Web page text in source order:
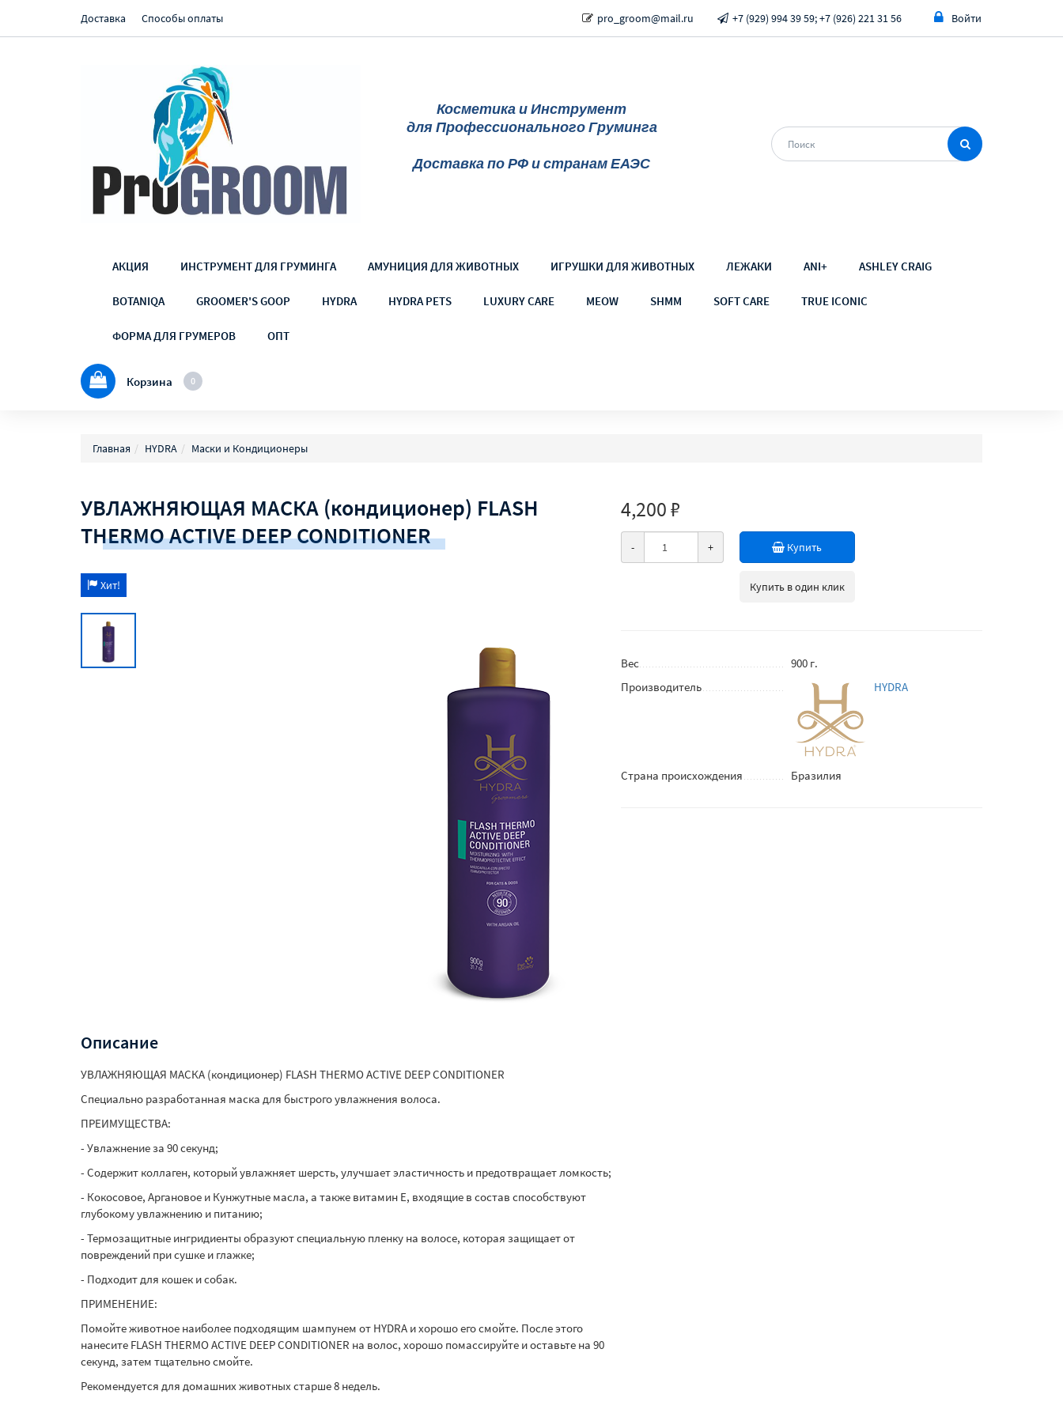
Доставка Способы оплаты pro_groom@mail.ru +7 (929) 994 39 59; +7 (926) 221 31 56 Войти
Косметика и Инструмент
для Профессионального Груминга
Доставка по РФ и странам ЕАЭС
АКЦИЯ ИНСТРУМЕНТ ДЛЯ ГРУМИНГА АМУНИЦИЯ ДЛЯ ЖИВОТНЫХ ИГРУШКИ ДЛЯ ЖИВОТНЫХ ЛЕЖАКИ ANI+ ASHLEY CRAIG
BOTANIQA GROOMER'S GOOP HYDRA HYDRA PETS LUXURY CARE MEOW SHMM SOFT CARE TRUE ICONIC
ФОРМА ДЛЯ ГРУМЕРОВ ОПТ
0
Корзина
Главная HYDRA Маски и Кондиционеры
УВЛАЖНЯЮЩАЯ МАСКА (кондиционер) FLASH
THERMO ACTIVE DEEP CONDITIONER
Хит!
4,200 ₽
- + Купить
Купить в один клик
Вес
900 г.
Производитель
HYDRA
Страна происхождения Бразилия
Описание
УВЛАЖНЯЮЩАЯ МАСКА (кондиционер) FLASH THERMO ACTIVE DEEP CONDITIONER
Специально разработанная маска для быстрого увлажнения волоса.
ПРЕИМУЩЕСТВА:
- Увлажнение за 90 секунд;
- Содержит коллаген, который увлажняет шерсть, улучшает эластичность и предотвращает ломкость;
- Кокосовое, Аргановое и Кунжутные масла, а также витамин Е, входящие в состав способствуют
глубокому увлажнению и питанию;
- Термозащитные ингридиенты образуют специальную пленку на волосе, которая защищает от
повреждений при сушке и глажке;
- Подходит для кошек и собак.
ПРИМЕНЕНИЕ:
Помойте животное наиболее подходящим шампунем от HYDRA и хорошо его смойте. После этого
нанесите FLASH THERMO ACTIVE DEEP CONDITIONER на волос, хорошо помассируйте и оставьте на 90
секунд, затем тщательно смойте.
Рекомендуется для домашних животных старше 8 недель.